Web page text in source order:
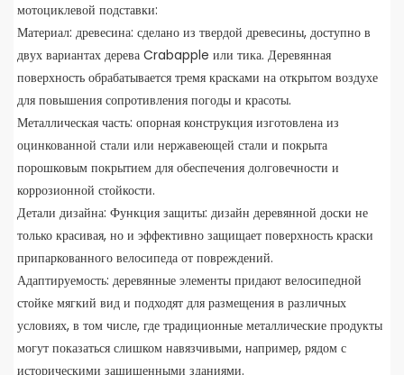
мотоциклевой подставки:
Материал: древесина: сделано из твердой древесины, доступно в
двух вариантах дерева Crabapple или тика. Деревянная
поверхность обрабатывается тремя красками на открытом воздухе
для повышения сопротивления погоды и красоты.
Металлическая часть: опорная конструкция изготовлена ​​из
оцинкованной стали или нержавеющей стали и покрыта
порошковым покрытием для обеспечения долговечности и
коррозионной стойкости.
Детали дизайна: Функция защиты: дизайн деревянной доски не
только красивая, но и эффективно защищает поверхность краски
припаркованного велосипеда от повреждений.
Адаптируемость: деревянные элементы придают велосипедной
стойке мягкий вид и подходят для размещения в различных
условиях, в том числе, где традиционные металлические продукты
могут показаться слишком навязчивыми, например, рядом с
историческими защищенными зданиями.